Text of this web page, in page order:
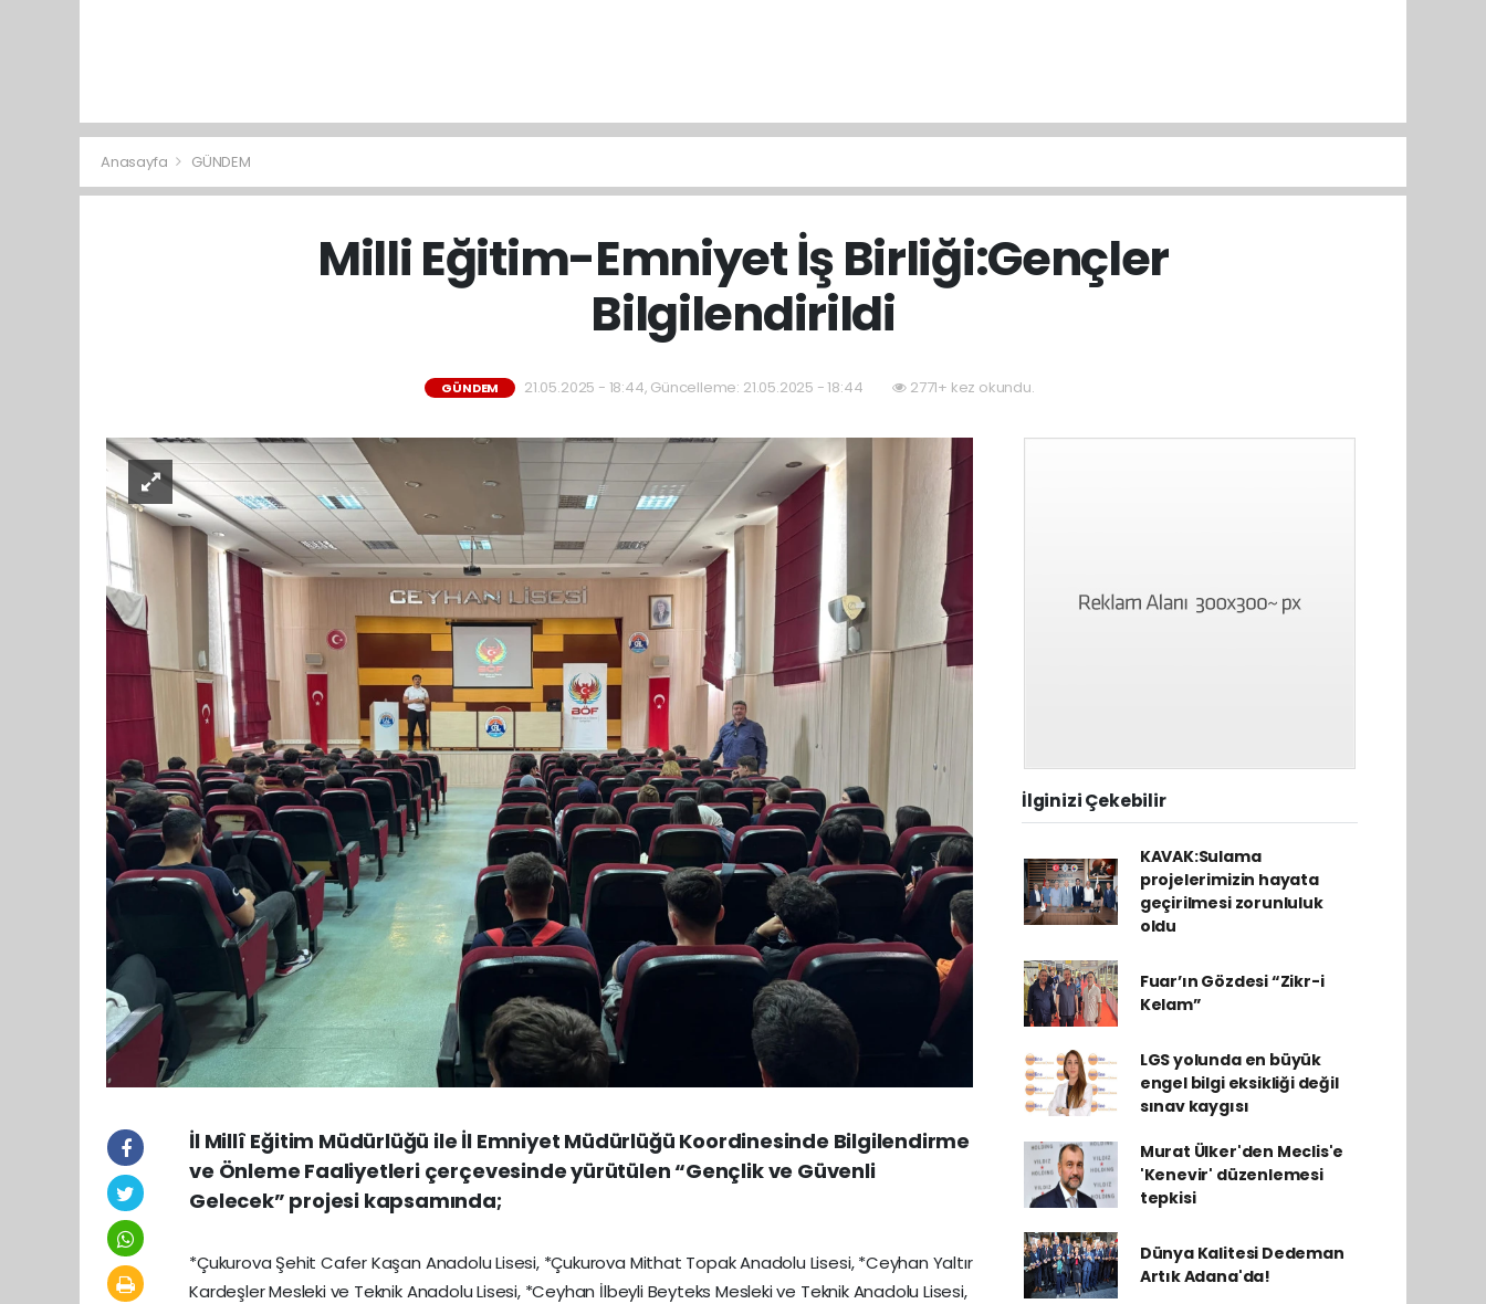
Anasayfa GÜNDEM
Milli Eğitim-Emniyet İş Birliği:Gençler
Bilgilendirildi
GÜNDEM 21.05.2025 - 18:44, Güncelleme: 21.05.2025 - 18:44 2771+ kez okundu.
İl Millî Eğitim Müdürlüğü ile İl Emniyet Müdürlüğü Koordinesinde Bilgilendirme
ve Önleme Faaliyetleri çerçevesinde yürütülen “Gençlik ve Güvenli
Gelecek” projesi kapsamında;
*Çukurova Şehit Cafer Kaşan Anadolu Lisesi, *Çukurova Mithat Topak Anadolu Lisesi, *Ceyhan Yaltır
Kardeşler Mesleki ve Teknik Anadolu Lisesi, *Ceyhan İlbeyli Beyteks Mesleki ve Teknik Anadolu Lisesi,
İlginizi Çekebilir
KAVAK:Sulama
projelerimizin hayata
geçirilmesi zorunluluk
oldu
Fuar’ın Gözdesi “Zikr-i
Kelam”
LGS yolunda en büyük
engel bilgi eksikliği değil
sınav kaygısı
Murat Ülker'den Meclis'e
'Kenevir' düzenlemesi
tepkisi
Dünya Kalitesi Dedeman
Artık Adana'da!